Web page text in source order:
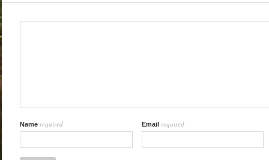
Name required Email required